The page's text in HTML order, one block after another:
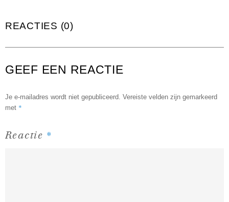
REACTIES (0)
GEEF EEN REACTIE
Je e-mailadres wordt niet gepubliceerd. Vereiste velden zijn gemarkeerd
met *
Reactie *